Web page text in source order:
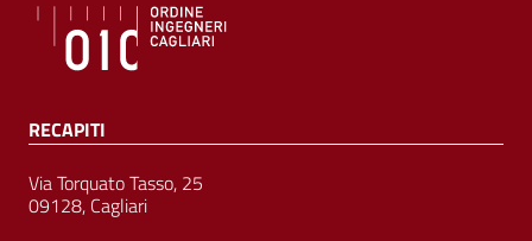
RECAPITI
Via Torquato Tasso, 25
09128, Cagliari